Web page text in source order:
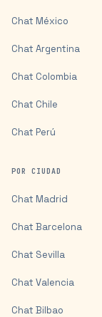
Chat México
Chat Argentina
Chat Colombia
Chat Chile
Chat Perú
POR CIUDAD
Chat Madrid
Chat Barcelona
Chat Sevilla
Chat Valencia
Chat Bilbao